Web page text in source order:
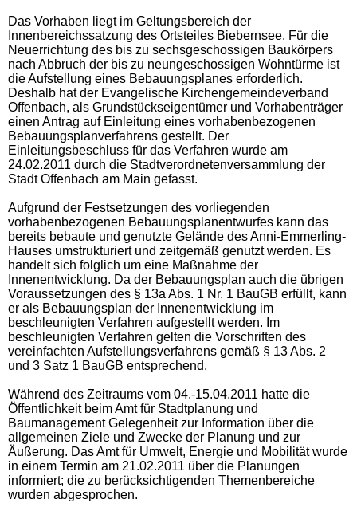
Das Vorhaben liegt im Geltungsbereich der
Innenbereichssatzung des Ortsteiles Biebernsee. Für die
Neuerrichtung des bis zu sechsgeschossigen Baukörpers
nach Abbruch der bis zu neungeschossigen Wohntürme ist
die Aufstellung eines Bebauungsplanes erforderlich.
Deshalb hat der Evangelische Kirchengemeindeverband
Offenbach, als Grundstückseigentümer und Vorhabenträger
einen Antrag auf Einleitung eines vorhabenbezogenen
Bebauungsplanverfahrens gestellt. Der
Einleitungsbeschluss für das Verfahren wurde am
24.02.2011 durch die Stadtverordnetenversammlung der
Stadt Offenbach am Main gefasst.
Aufgrund der Festsetzungen des vorliegenden
vorhabenbezogenen Bebauungsplanentwurfes kann das
bereits bebaute und genutzte Gelände des Anni-Emmerling-
Hauses umstrukturiert und zeitgemäß genutzt werden. Es
handelt sich folglich um eine Maßnahme der
Innenentwicklung. Da der Bebauungsplan auch die übrigen
Voraussetzungen des § 13a Abs. 1 Nr. 1 BauGB erfüllt, kann
er als Bebauungsplan der Innenentwicklung im
beschleunigten Verfahren aufgestellt werden. Im
beschleunigten Verfahren gelten die Vorschriften des
vereinfachten Aufstellungsverfahrens gemäß § 13 Abs. 2
und 3 Satz 1 BauGB entsprechend.
Während des Zeitraums vom 04.-15.04.2011 hatte die
Öffentlichkeit beim Amt für Stadtplanung und
Baumanagement Gelegenheit zur Information über die
allgemeinen Ziele und Zwecke der Planung und zur
Äußerung. Das Amt für Umwelt, Energie und Mobilität wurde
in einem Termin am 21.02.2011 über die Planungen
informiert; die zu berücksichtigenden Themenbereiche
wurden abgesprochen.